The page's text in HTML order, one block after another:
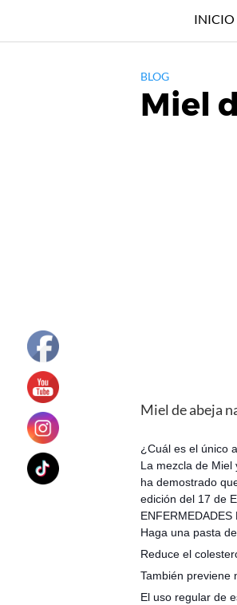
INICIO
BLOG
Miel
Miel de abeja
¿Cuál es el único
La mezcla de
ha demostrado
edición del 17 de
ENFERMEDADES
Haga una pasta
Reduce el
También previene
El uso regular de